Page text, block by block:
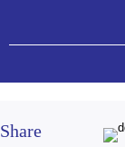
Share